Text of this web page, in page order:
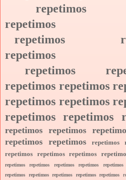
repetimos
repetimos
repetimos
repetimos
repetimos repetimos
repetimos repetimos
repetimos repetimos
repetimos repetimos
repetimos repetimosrepetimos
repetimos repetimos repetimos
repetimos repetimos repetimos repetimos
repetimos repetimos repetimos repetimos repetimos